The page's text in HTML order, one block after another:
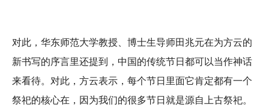
对此，华东师范大学教授、博士生导师田兆元在为方云的
新书写的序言里还提到，中国的传统节日都可以当作神话
来看待。对此，方云表示，每个节日里面它肯定都有一个
祭祀的核心在，因为我们的很多节日就是源自上古祭祀。